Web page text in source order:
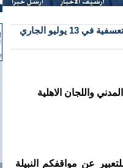
يوليو الجاري
واللجان الاهلية
المبادرة قبل يوم 13 بوليو 2008 للتعبير عن مواقفكم النبيلة